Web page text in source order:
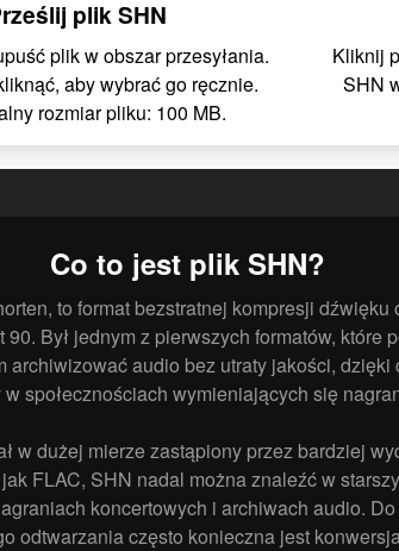
plik SHN
plik w obszar przesyłania.
aby wybrać go ręcznie.
rozmiar pliku: 100 MB.
Kliknij
SHN
Co to jest plik SHN?
to format bezstratnej kompresji dźwięku
90. Był jednym z pierwszych formatów, które
archiwizować audio bez utraty jakości, dzięki
społecznościach wymieniających się
w dużej mierze zastąpiony przez bardziej
FLAC, SHN nadal można znaleźć w
koncertowych i archiwach audio. Do
odtwarzania często konieczna jest